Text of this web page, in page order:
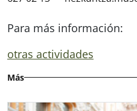
Para más información:
otras actividades
Más